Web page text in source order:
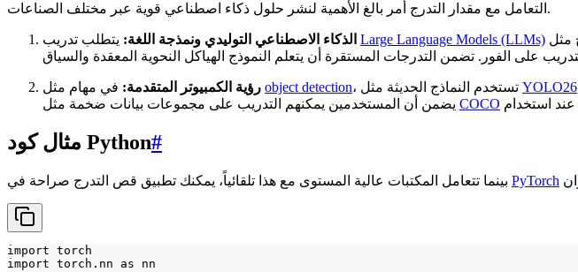
التعامل مع مقدار التدرج أمر بالغ الأهمية لنشر حلول ذكاء اصطناعي قوية عبر مختلف الصناعات.
الذكاء الاصطناعي التوليدي ونمذجة اللغة: Large Language Models (LLMs)
رؤية الكمبيوتر المتقدمة: object detection YOLO26
COCO
مثال كود Python#
PyTorch
import torch
import torch.nn as nn